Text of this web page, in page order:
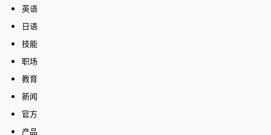
英语
日语
技能
职场
教育
新闻
官方
产品